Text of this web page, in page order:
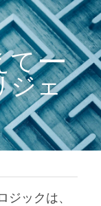
て —
ジェ
ックは、